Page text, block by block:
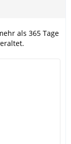
als 365 Tage